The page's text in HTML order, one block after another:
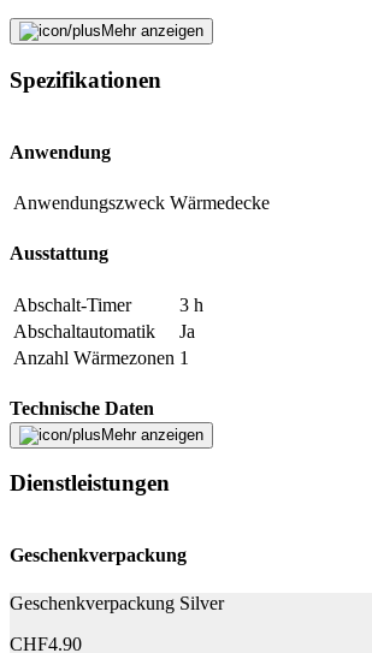
Beschreibung
E-Mail-Adresse (optional)
Falsche Daten melden
Mehr anzeigen
Spezifikationen
Anwendung
Anwendungszweck Wärmedecke
Ausstattung
Abschalt-Timer
3 h
Abschaltautomatik
Ja
Anzahl Wärmezonen 1
Technische Daten
Nachhaltigkeit OEKO-TEX® STANDARD
Abmessungen
Mehr anzeigen
Dienstleistungen
Geschenkverpackung
Geschenkverpackung Silver
CHF4.90